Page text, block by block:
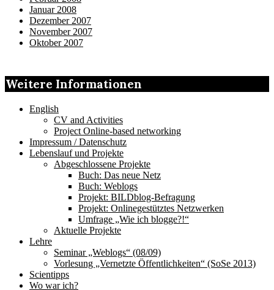
Januar 2008
Dezember 2007
November 2007
Oktober 2007
Weitere Informationen
English
CV and Activities
Project Online-based networking
Impressum / Datenschutz
Lebenslauf und Projekte
Abgeschlossene Projekte
Buch: Das neue Netz
Buch: Weblogs
Projekt: BILDblog-Befragung
Projekt: Onlinegestütztes Netzwerken
Umfrage „Wie ich blogge?!“
Aktuelle Projekte
Lehre
Seminar „Weblogs“ (08/09)
Vorlesung „Vernetzte Öffentlichkeiten“ (SoSe 2013)
Scientipps
Wo war ich?